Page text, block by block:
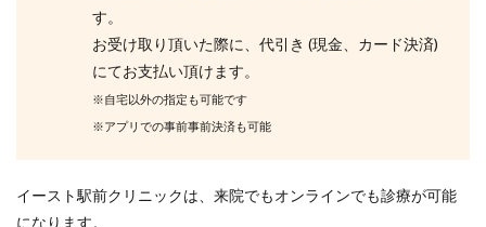
す。
お受け取り頂いた際に、代引き (現金、カード決済)
にてお支払い頂けます。
※自宅以外の指定も可能です
※アプリでの事前事前決済も可能
イースト駅前クリニックは、来院でもオンラインでも診療が可能
になります。